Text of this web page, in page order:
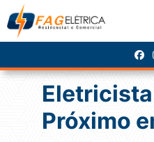
Próximo